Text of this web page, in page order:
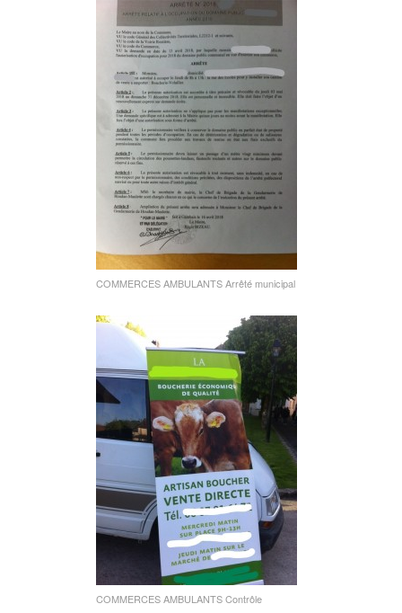
COMMERCES AMBULANTS Arrêté municipal
COMMERCES AMBULANTS Contrôle